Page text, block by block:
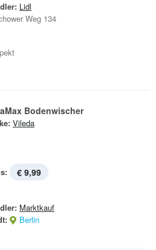
Lidl
Weg 134
Bodenwischer
Vileda
€ 9,99
Marktkauf
Berlin